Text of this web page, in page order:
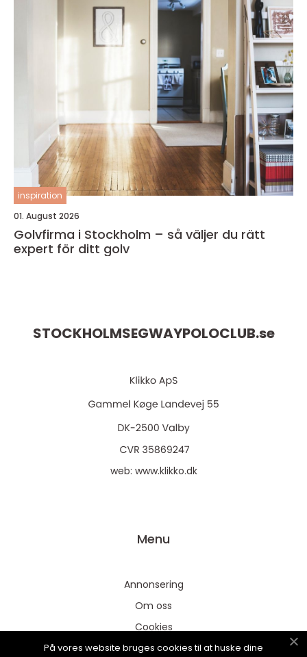
inspiration
01. August 2026
Golvfirma i Stockholm – så väljer du rätt
expert för ditt golv
STOCKHOLMSEGWAYPOLOCLUB.se
web: www.klikko.dk
Menu
Annonsering
Om oss
Cookies
Kontakta oss
På vores website bruges cookies til at huske dine